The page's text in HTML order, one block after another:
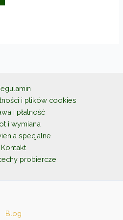
i plików cookies
i płatność
i wymiana
specjalne
Kontakt
probiercze
Blog